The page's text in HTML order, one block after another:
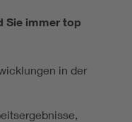
Sie immer top
in der